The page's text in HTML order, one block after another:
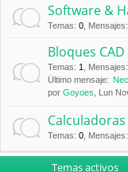
Software &
Temas: 0 Mensajes:
Bloques CAD
Temas: 1 Mensajes:
Último mensaje:
por Goyoes , Lun
Temas: 0 Mensajes:
Temas activos